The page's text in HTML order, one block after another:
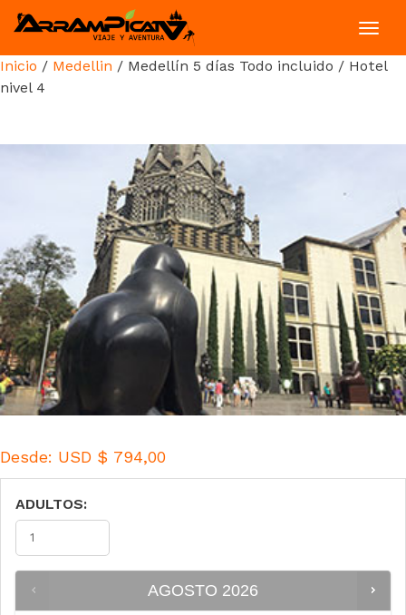
Inicio / Medellin / Medellín 5 días Todo incluido / Hotel
nivel 4
Desde: USD $ 794,00
ADULTOS:
AGOSTO 2026